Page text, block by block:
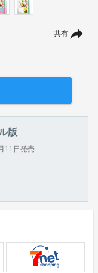
共有
版
11日発売